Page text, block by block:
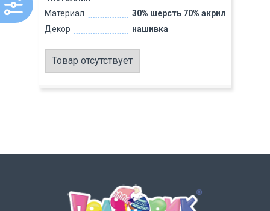
Материал
30% шерсть 70% акрил
Декор
нашивка
Товар отсутствует